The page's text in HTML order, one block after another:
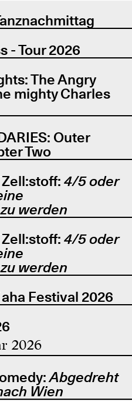
- Tour 2026
The Angry
mighty Charles
Outer
Two
Zell:stoff: 4/5 oder
werden
Zell:stoff: 4/5 oder
werden
Festival 2026
2026
Abgedreht
Wien